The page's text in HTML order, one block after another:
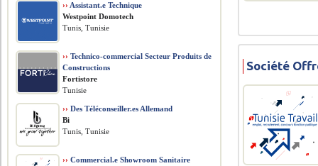
Société
›› Assistant.e Technique
Westpoint Domotech
Tunis, Tunisie
›› Technico-commercial Secteur Produits de
Constructions
Fortistore
Tunisie
›› Des Téléconseiller.es Allemand
Bi
Tunis, Tunisie
›› Commercial.e Showroom Sanitaire